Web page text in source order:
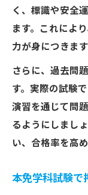
く、標識や安全
ます。これによ
力が身につきます
さらに、過去問
す。実際の試験
演習を通じて問
るようにしまし
い、合格率を高め
本免学科試験で